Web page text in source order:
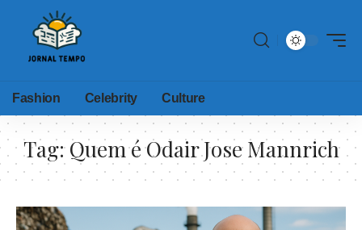
Fashion Celebrity Culture
Tag:Quem é Odair Jose Mannrich